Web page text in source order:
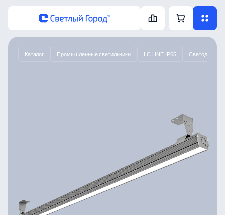
Каталог Промышленные светильники LC LINE IP65